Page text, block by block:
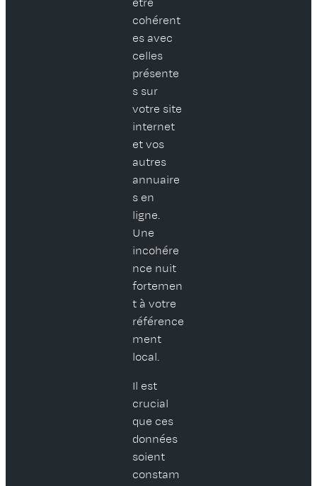
être
cohérent
es avec
celles
présente
s sur
votre site
internet
et vos
autres
annuaire
s en
ligne.
Une
incohére
nce nuit
fortemen
t à votre
référence
ment
local.
Il est
crucial
que ces
données
soient
constam